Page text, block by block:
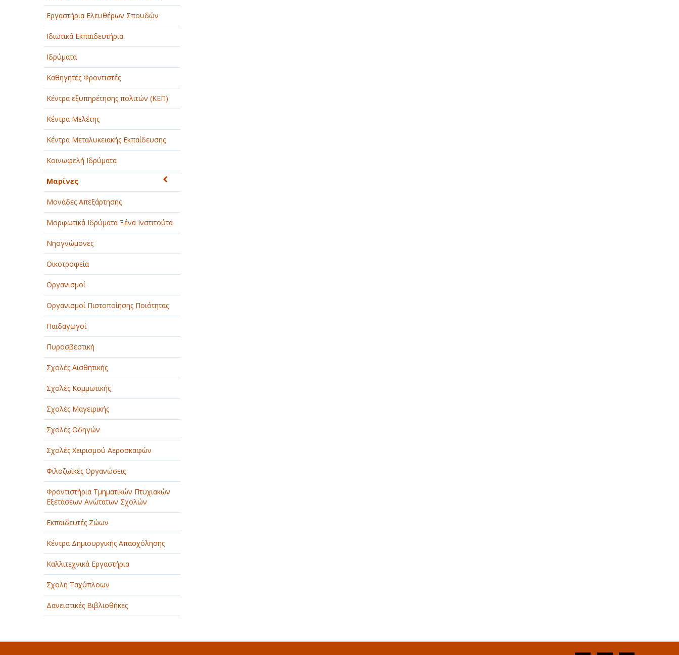
Εργαστήρια Ελευθέρων Σπουδών
Ιδιωτικά Εκπαιδευτήρια
Ιδρύματα
Καθηγητές Φροντιστές
Κέντρα εξυπηρέτησης πολιτών (ΚΕΠ)
Κέντρα Μελέτης
Κέντρα Μεταλυκειακής Εκπαίδευσης
Κοινωφελή Ιδρύματα
Μαρίνες
Μονάδες Απεξάρτησης
Μορφωτικά Ιδρύματα Ξένα Ινστιτούτα
Νηογνώμονες
Οικοτροφεία
Οργανισμοί
Οργανισμοί Πιστοποίησης Ποιότητας
Παιδαγωγοί
Πυροσβεστική
Σχολές Αισθητικής
Σχολές Κομμωτικής
Σχολές Μαγειρικής
Σχολές Οδηγών
Σχολές Χειρισμού Αεροσκαφών
Φιλοζωϊκές Οργανώσεις
Φροντιστήρια Τμηματικών Πτυχιακών
Εξετάσεων Ανώτατων Σχολών
Εκπαιδευτές Ζώων
Κέντρα Δημιουργικής Απασχόλησης
Καλλιτεχνικά Εργαστήρια
Σχολή Ταχύπλοων
Δανειστικές Βιβλιοθήκες